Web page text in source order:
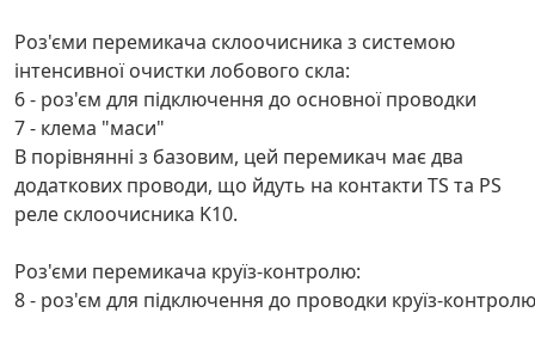
Роз'єми перемикача склоочисника з системою
інтенсивної очистки лобового скла:
6 - роз'єм для підключення до основної проводки
7 - клема "маси"
В порівнянні з базовим, цей перемикач має два
додаткових проводи, що йдуть на контакти TS та PS
реле склоочисника K10.
Роз'єми перемикача круїз-контролю:
8 - роз'єм для підключення до проводки круїз-контролю